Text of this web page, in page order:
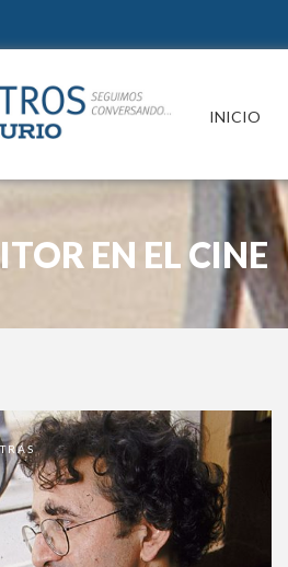
INICIO
EN EL CINE